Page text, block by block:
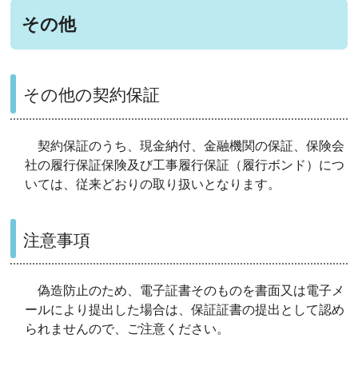
その他
その他の契約保証
契約保証のうち、現金納付、金融機関の保証、保険会
社の履行保証保険及び工事履行保証（履行ボンド）につ
いては、従来どおりの取り扱いとなります。
注意事項
偽造防止のため、電子証書そのものを書面又は電子メ
ールにより提出した場合は、保証証書の提出として認め
られませんので、ご注意ください。